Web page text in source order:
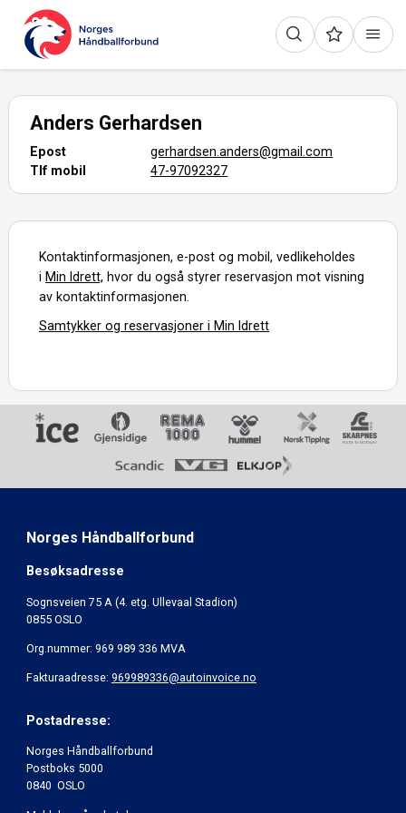
Anders Gerhardsen
Epost
gerhardsen.anders@gmail.com
Tlf mobil
47-97092327
Kontaktinformasjonen, e-post og mobil, vedlikeholdes
i Min Idrett, hvor du også styrer reservasjon mot visning
av kontaktinformasjonen.
Samtykker og reservasjoner i Min Idrett
Norges Håndballforbund
Besøksadresse
Sognsveien 75 A (4. etg. Ullevaal Stadion)
0855 OSLO
Org.nummer: 969 989 336 MVA
Fakturaadresse: 969989336@autoinvoice.no
Postadresse:
Norges Håndballforbund
Postboks 5000
0840 OSLO